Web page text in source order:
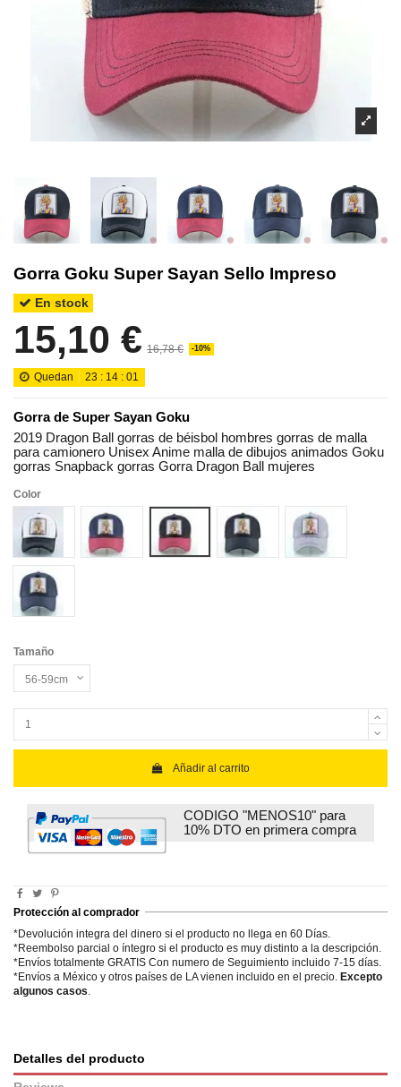
Gorra Goku Super Sayan Sello Impreso
En stock
15,10 € 16,78 € -10%
Quedan 23 : 14 :00
Gorra de Super Sayan Goku
2019 Dragon Ball gorras de béisbol hombres gorras de malla
para camionero Unisex Anime malla de dibujos animados Goku
gorras Snapback gorras Gorra Dragon Ball mujeres
Color
Blanco
Red A Red B Navy blue Gray
Negro
Tamaño
Añadir al carrito
CODIGO "MENOS10" para
10% DTO en primera compra
Protección al comprador
*Devolución integra del dinero si el producto no llega en 60 Días.
*Reembolso parcial o íntegro si el producto es muy distinto a la descripción.
*Envíos totalmente GRATIS Con numero de Seguimiento incluido 7-15 días.
*Envíos a México y otros países de LA vienen incluido en el precio. Excepto
algunos casos.
Detalles del producto